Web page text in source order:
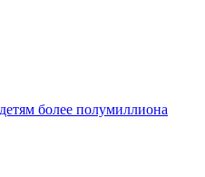
более полумиллиона